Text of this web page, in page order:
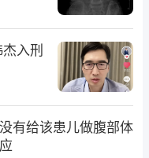
正常
Y4446269，住院
01-21 因间断性
者2007年在南通虹
术，后开始出现全腹
入刑
有给该患儿做腹部体